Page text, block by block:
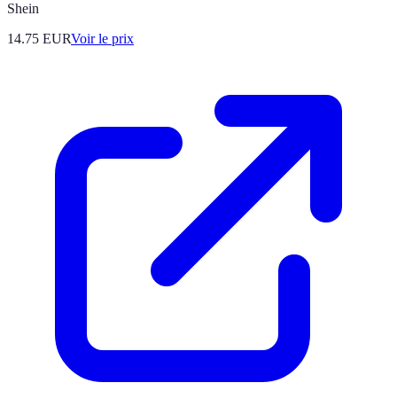
Shein
14.75 EURVoir le prix